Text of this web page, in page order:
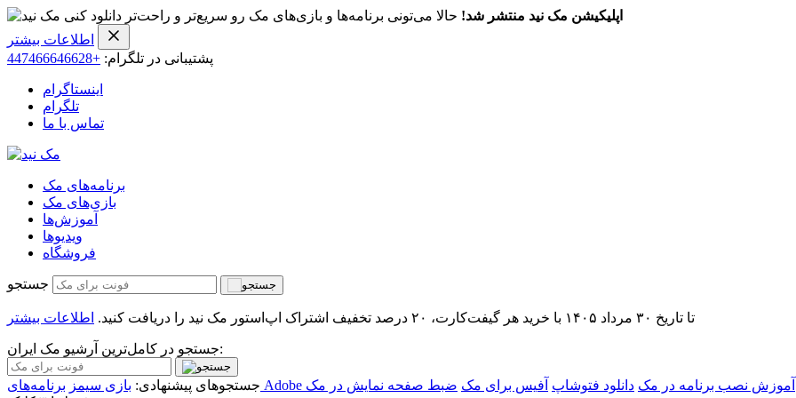
اپلیکیشن مک نید منتشر شد! حالا می‌تونی برنامه‌ها و بازی‌های مک رو سریع‌تر و راحت‌تر دانلود کنی
اطلاعات بیشتر
پشتیبانی در تلگرام: +447466646628
اینستاگرام
تلگرام
تماس با ما
برنامه‌های مک
بازی‌های مک
آموزش‌ها
ویدیو‌ها
فروشگاه
جستجو
تا تاریخ ۳۰ مرداد ۱۴۰۵ با خرید هر گیفت‌کارت، ۲۰ درصد تخفیف اشتراک اپ‌استور مک نید را دریافت کنید. اطلاعات بیشتر
جستجو در کامل‌ترین آرشیو مک ایران:
جستجوهای پیشنهادی: بازی سیمز آموزش نصب برنامه در مک دانلود فتوشاپ آفیس برای مک ضبط صفحه نمایش در مک